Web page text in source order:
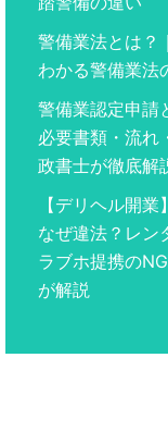
警備業法とは？
わかる警備業法
警備業認定申請
必要書類・流れ
政書士が徹底解
【デリヘル開
なぜ違法？レン
ラブホ提携の
が解説